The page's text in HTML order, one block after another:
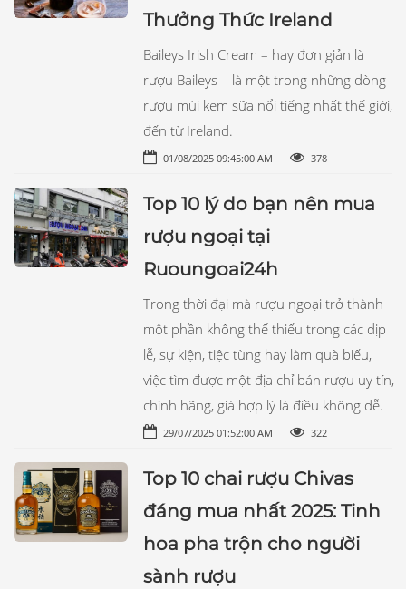
Thưởng Thức Ireland
Baileys Irish Cream – hay đơn giản là
rượu Baileys – là một trong những dòng
rượu mùi kem sữa nổi tiếng nhất thế giới,
đến từ Ireland.
01/08/2025 09:45:00 AM 378
Top 10 lý do bạn nên mua
rượu ngoại tại
Ruoungoai24h
Trong thời đại mà rượu ngoại trở thành
một phần không thể thiếu trong các dịp
lễ, sự kiện, tiệc tùng hay làm quà biếu,
việc tìm được một địa chỉ bán rượu uy tín,
chính hãng, giá hợp lý là điều không dễ.
29/07/2025 01:52:00 AM 322
Top 10 chai rượu Chivas
đáng mua nhất 2025: Tinh
hoa pha trộn cho người
sành rượu